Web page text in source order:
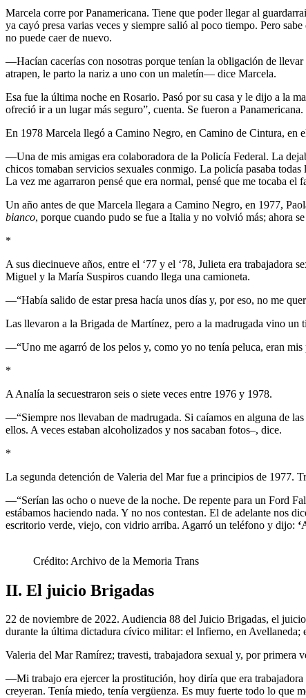
Marcela corre por Panamericana. Tiene que poder llegar al
ya cayó presa varias veces y siempre salió al poco tiempo. Pero
no puede caer de nuevo.
—Hacían cacerías con nosotras porque tenían la obligación de
atrapen, le parto la nariz a uno con un maletín— dice Marcela.
Esa fue la última noche en Rosario. Pasó por su casa y le dijo a la
ofreció ir a un lugar más seguro”, cuenta. Se fueron a
En 1978 Marcela llegó a Camino Negro, en Camino de Cintura, en
—Una de mis amigas era colaboradora de la Policía Federal. La
chicos tomaban servicios sexuales conmigo. La policía pasaba
La vez me agarraron pensé que era normal, pensé que me tocaba
Un año antes de que Marcela llegara a Camino Negro, en 1977,
bianco, porque cuando pudo se fue a Italia y no volvió más; ahora
*
A sus diecinueve años, entre el ‘77 y el ‘78, Julieta era
Miguel y la María Suspiros cuando llega una camioneta.
—“Había salido de estar presa hacía unos días y, por eso, no me
Las llevaron a la Brigada de Martínez, pero a la madrugada vino
—“Uno me agarró de los pelos y, como yo no tenía peluca, eran
*
A Analía la secuestraron seis o siete veces entre 1976 y 1978.
—“Siempre nos llevaban de madrugada. Si caíamos en alguna de
ellos. A veces estaban alcoholizados y nos sacaban fotos–, dice.
*
La segunda detención de Valeria del Mar fue a principios de 1977.
—“Serían las ocho o nueve de la noche. De repente para un Ford
estábamos haciendo nada. Y no nos contestan. El de adelante nos
escritorio verde, viejo, con vidrio arriba. Agarró un teléfono y dijo: ‘
Crédito: Archivo de la Memoria Trans
II. El juicio Brigadas
22 de noviembre de 2022. Audiencia 88 del Juicio Brigadas, el
durante la última dictadura cívico militar: el Infierno, en Avellaneda;
Valeria del Mar Ramírez; travesti, trabajadora sexual y, por primera
—Mi trabajo era ejercer la prostitución, hoy diría que era
creyeran. Tenía miedo, tenía vergüenza. Es muy fuerte todo lo que